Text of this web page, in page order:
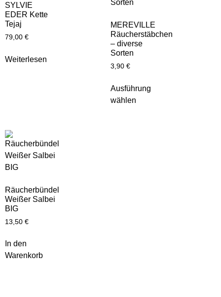
SYLVIE
EDER Kette
Tejaj
79,00 €
Weiterlesen
MEREVILLE
Räucherstäbchen
– diverse
Sorten
3,90 €
Ausführung
wählen
Räucherbündel
Weißer Salbei
BIG
13,50 €
In den
Warenkorb